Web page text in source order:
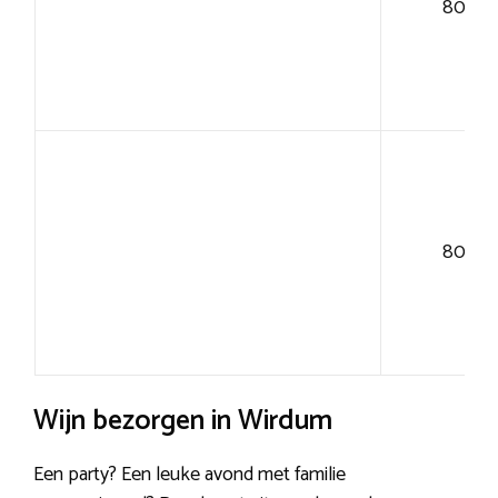
80+
80+
Wijn bezorgen in Wirdum
Een party? Een leuke avond met familie